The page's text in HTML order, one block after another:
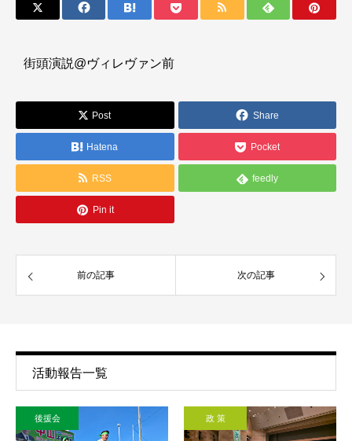
街頭演説@ヴィレヴァン前
Post Share
Hatena Pocket
RSS feedly
Pin it
前の記事 次の記事
活動報告一覧
後援会 政 策